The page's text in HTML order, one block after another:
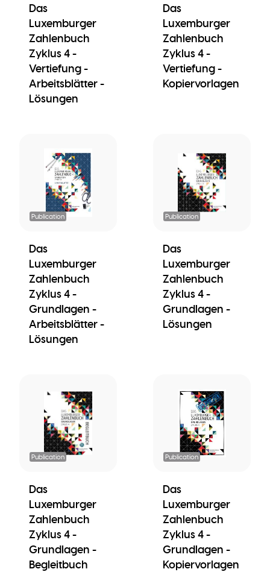
Das
Luxemburger
Zahlenbuch
Zyklus 4 -
Vertiefung -
Arbeitsblätter -
Lösungen
Das
Luxemburger
Zahlenbuch
Zyklus 4 -
Vertiefung -
Kopiervorlagen
Publication
Das
Luxemburger
Zahlenbuch
Zyklus 4 -
Grundlagen -
Arbeitsblätter -
Lösungen
Publication
Das
Luxemburger
Zahlenbuch
Zyklus 4 -
Grundlagen -
Lösungen
Publication
Das
Luxemburger
Zahlenbuch
Zyklus 4 -
Grundlagen -
Begleitbuch
Publication
Das
Luxemburger
Zahlenbuch
Zyklus 4 -
Grundlagen -
Kopiervorlagen